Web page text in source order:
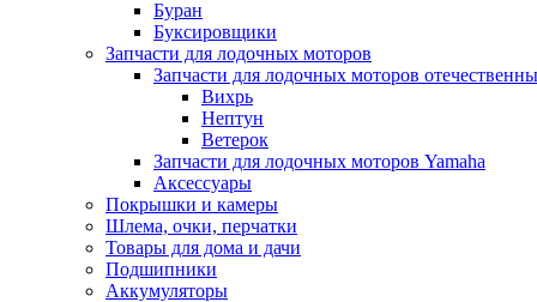
Буран
Буксировщики
Запчасти для лодочных моторов
Запчасти для лодочных моторов
Вихрь
Нептун
Ветерок
Запчасти для лодочных моторов Yamaha
Аксессуары
Покрышки и камеры
Шлема, очки, перчатки
Товары для дома и дачи
Подшипники
Аккумуляторы